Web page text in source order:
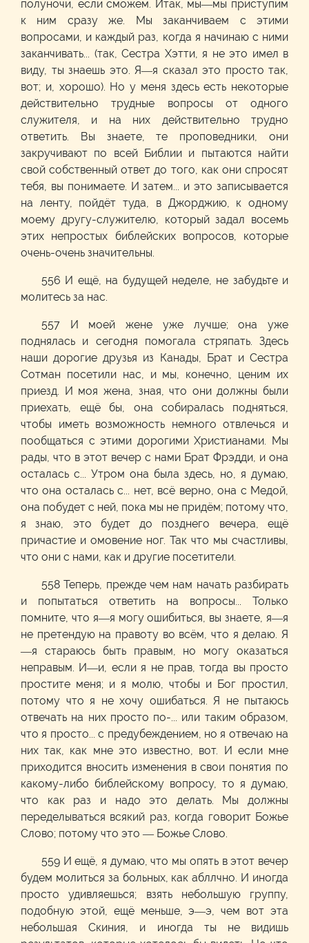
полуночи, если сможем. Итак, мы—мы приступим
к ним сразу же. Мы заканчиваем с этими
вопросами, и каждый раз, когда я начинаю с ними
заканчивать... (так, Сестра Хэтти, я не это имел в
виду, ты знаешь это. Я—я сказал это просто так,
вот; и, хорошо). Но у меня здесь есть некоторые
действительно трудные вопросы от одного
служителя, и на них действительно трудно
ответить. Вы знаете, те проповедники, они
закручивают по всей Библии и пытаются найти
свой собственный ответ до того, как они спросят
тебя, вы понимаете. И затем... и это записывается
на ленту, пойдёт туда, в Джорджию, к одному
моему другу-служителю, который задал восемь
этих непростых библейских вопросов, которые
очень-очень значительны.
556 И ещё, на будущей неделе, не забудьте и
молитесь за нас.
557 И моей жене уже лучше; она уже
поднялась и сегодня помогала стряпать. Здесь
наши дорогие друзья из Канады, Брат и Сестра
Сотман посетили нас, и мы, конечно, ценим их
приезд. И моя жена, зная, что они должны были
приехать, ещё бы, она собиралась подняться,
чтобы иметь возможность немного отвлечься и
пообщаться с этими дорогими Христианами. Мы
рады, что в этот вечер с нами Брат Фрэдди, и она
осталась с... Утром она была здесь, но, я думаю,
что она осталась с... нет, всё верно, она с Медой,
она побудет с ней, пока мы не придём; потому что,
я знаю, это будет до позднего вечера, ещё
причастие и омовение ног. Так что мы счастливы,
что они с нами, как и другие посетители.
558 Теперь, прежде чем нам начать разбирать
и попытаться ответить на вопросы... Только
помните, что я—я могу ошибиться, вы знаете, я—я
не претендую на правоту во всём, что я делаю. Я
—я стараюсь быть правым, но могу оказаться
неправым. И—и, если я не прав, тогда вы просто
простите меня; и я молю, чтобы и Бог простил,
потому что я не хочу ошибаться. Я не пытаюсь
отвечать на них просто по-... или таким образом,
что я просто... с предубеждением, но я отвечаю на
них так, как мне это известно, вот. И если мне
приходится вносить изменения в свои понятия по
какому-либо библейскому вопросу, то я думаю,
что как раз и надо это делать. Мы должны
переделываться всякий раз, когда говорит Божье
Слово; потому что это — Божье Слово.
559 И ещё, я думаю, что мы опять в этот вечер
будем молиться за больных, как абллчно. И иногда
просто удивляешься; взять небольшую группу,
подобную этой, ещё меньше, э—э, чем вот эта
небольшая Скиния, и иногда ты не видишь